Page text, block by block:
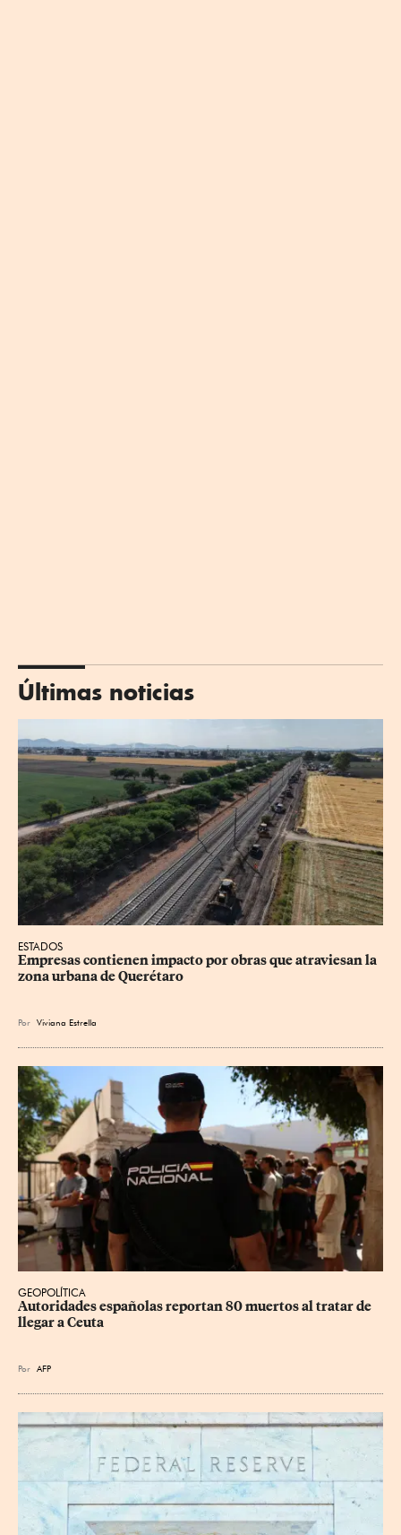
Últimas noticias
ESTADOS
Empresas contienen impacto por obras que atraviesan la
zona urbana de Querétaro
Por Viviana Estrella
GEOPOLÍTICA
Autoridades españolas reportan 80 muertos al tratar de
llegar a Ceuta
Por AFP